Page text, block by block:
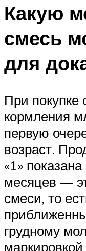
Какую
смесь
для
При
кормления
первую
возраст.
«1»
месяцев —
смеси, то
грудному